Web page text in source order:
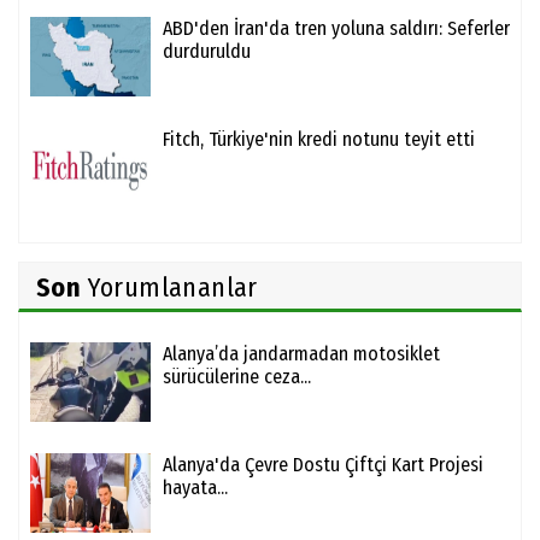
ABD'den İran'da tren yoluna saldırı: Seferler
durduruldu
Fitch, Türkiye'nin kredi notunu teyit etti
Son Yorumlananlar
Alanya’da jandarmadan motosiklet
sürücülerine ceza...
Alanya'da Çevre Dostu Çiftçi Kart Projesi
hayata...